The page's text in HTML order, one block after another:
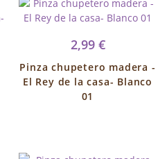
2,99 €
Pinza chupetero madera -
El Rey de la casa- Blanco
01